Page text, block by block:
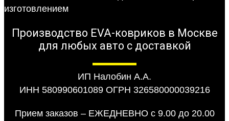
Производство EVA-ковриков в Москве
для любых авто с доставкой
ИП Налобин А.А.
ИНН 580990601089 ОГРН 326580000039216
Прием заказов – ЕЖЕДНЕВНО с 9.00 до 20.00